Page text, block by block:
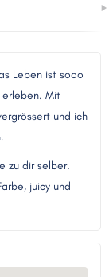
Leben ist sooo
erleben. Mit
und ich
zu dir selber.
juicy und